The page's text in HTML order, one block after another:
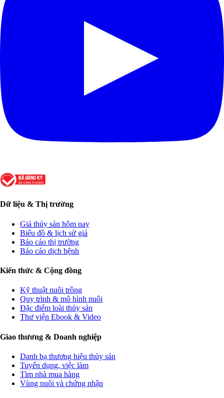
Dữ liệu & Thị trường
Giá thủy sản hôm nay
Biểu đồ & lịch sử giá
Báo cáo thị trường
Báo cáo dịch bệnh
Kiến thức & Cộng đồng
Kỹ thuật nuôi trồng
Quy trình & mô hình nuôi
Đặc điểm loài thủy sản
Thư viện Ebook & Video
Giao thương & Doanh nghiệp
Danh bạ thương hiệu thủy sản
Tuyển dụng, việc làm
Tìm nhà mua hàng
Vùng nuôi và chứng nhận